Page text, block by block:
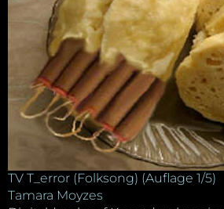
TV T_error (Folksong) (Auflage 1/5)
Tamara Moyzes